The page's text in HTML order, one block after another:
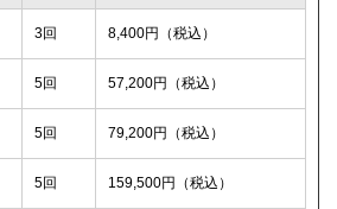
3回 8,400円（税込）
5回 57,200円（税込）
5回 79,200円（税込）
5回 159,500円（税込）